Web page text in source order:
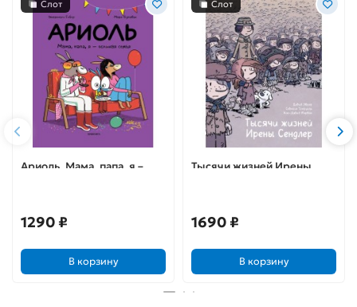
Слот
Ариоль. Мама, папа, я –
1290 ₽
В корзину
Слот
Тысячи жизней Ирены
1690 ₽
В корзину